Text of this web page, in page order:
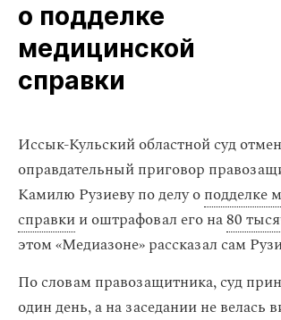
о подделке
медицинской
справки
Иссык-Кульский областной суд
оправдательный приговор
Камилю Рузиеву по делу оподделке
справкии оштрафовал его на80
этом «Медиазоне» рассказал сам
По словам правозащитника, суд
один день, а на заседании не велась